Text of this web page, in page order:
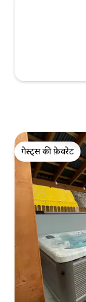
गेस्ट्स की फ़ेवरेट
गेस्ट्स की फ़ेवरेट